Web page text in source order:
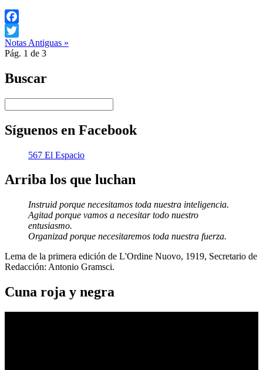
Facebook
Twitter
Notas Antiguas »
Pág. 1 de 3
Buscar
Síguenos en Facebook
567 El Espacio
Arriba los que luchan
Instruid porque necesitamos toda nuestra inteligencia.
Agitad porque vamos a necesitar todo nuestro
entusiasmo.
Organizad porque necesitaremos toda nuestra fuerza.
Lema de la primera edición de L'Ordine Nuovo, 1919, Secretario de
Redacción: Antonio Gramsci.
Cuna roja y negra